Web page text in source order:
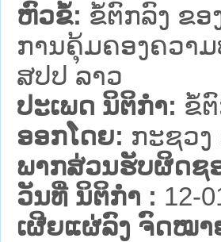
ຫົວຂໍ້: ຂໍ້ຕົກລົງ ຂອ
ການຄຸ້ມຄອງຄວາມ
ສປປ ລາວ
ປະເພດ ນິຕິກໍາ: ຂໍ້
ອອກໂດຍ: ກະຊວ
ພາກສ່ວນຮັບຜິດຊ
ວັນທີ່ ນິຕິກໍາ : 12-
ເຜີຍແຜ່ລົງ ຈົດໝາ